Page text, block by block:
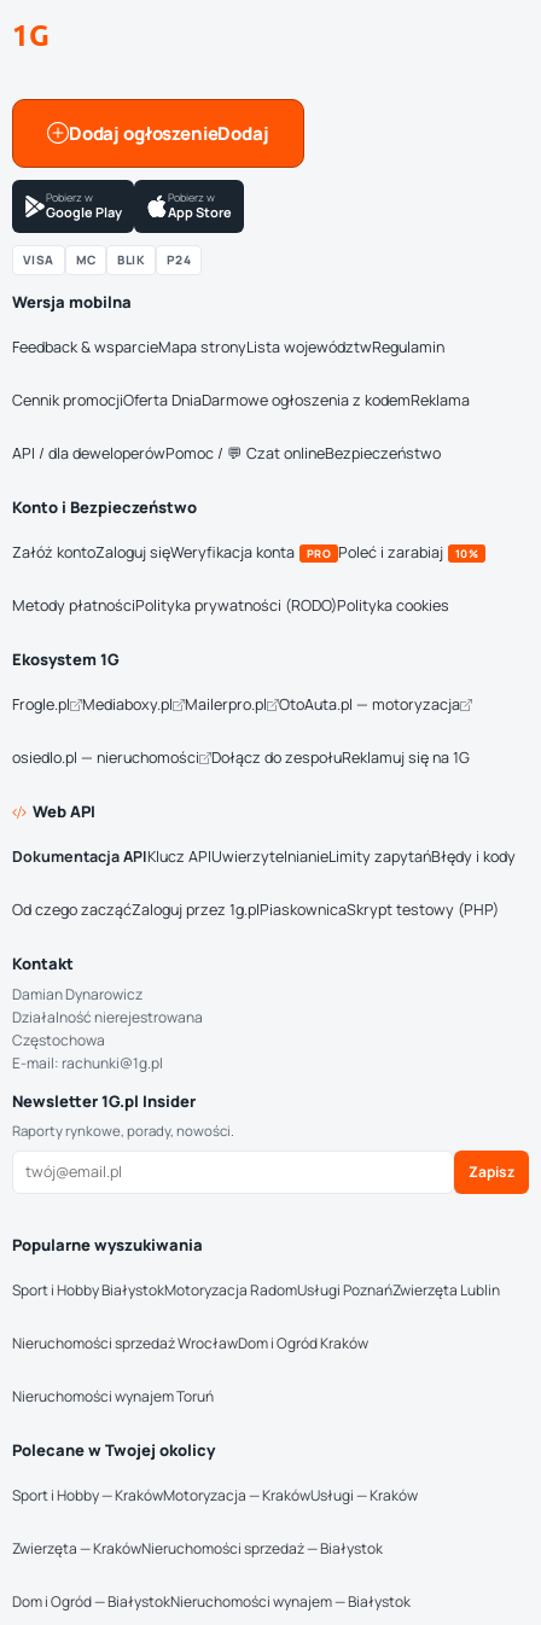
1G
Dodaj ogłoszenie
Pobierz w
Google Play
Pobierz w
App Store
VISA MC BLIK P24
Wersja mobilna
Feedback & wsparcieMapa stronyLista województwRegulamin
Cennik promocjiOferta DniaDarmowe ogłoszenia z kodemReklama
API / dla deweloperówPomoc / 💬 Czat onlineBezpieczeństwo
Konto i Bezpieczeństwo
Załóż kontoZaloguj sięWeryfikacja konta PRO Poleć i zarabiaj 10%
Metody płatnościPolityka prywatności (RODO)Polityka cookies
Ekosystem 1G
Frogle.pl Mediaboxy.pl Mailerpro.pl OtoAuta.pl — motoryzacja
osiedlo.pl — nieruchomości Dołącz do zespołuReklamuj się na 1G
Web API
Dokumentacja APIKlucz APIUwierzytelnianieLimity zapytańBłędy i kody
Od czego zacząćZaloguj przez 1g.plPiaskownicaSkrypt testowy (PHP)
Kontakt
Damian Dynarowicz
Działalność nierejestrowana
Częstochowa
E-mail: rachunki@1g.pl
Newsletter 1G.pl Insider
Raporty rynkowe, porady, nowości.
Zapisz
Popularne wyszukiwania
Sport i Hobby BiałystokMotoryzacja RadomUsługi PoznańZwierzęta Lublin
Nieruchomości sprzedaż WrocławDom i Ogród Kraków
Nieruchomości wynajem Toruń
Polecane w Twojej okolicy
Sport i Hobby — KrakówMotoryzacja — KrakówUsługi — Kraków
Zwierzęta — KrakówNieruchomości sprzedaż — Białystok
Dom i Ogród — BiałystokNieruchomości wynajem — Białystok